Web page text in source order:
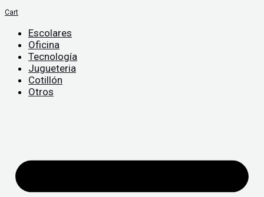
Cart
Escolares
Oficina
Tecnología
Jugueteria
Cotillón
Otros